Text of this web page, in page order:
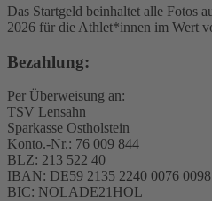
Das Startgeld beinhaltet alle Fotos
2026 für die Athlet*innen im Wert
Bezahlung:
Per Überweisung an:
TSV Lensahn
Sparkasse Ostholstein
Konto.-Nr.: 76 009 844
BLZ: 213 522 40
IBAN: DE59 2135 2240 0076
BIC: NOLADE21HOL